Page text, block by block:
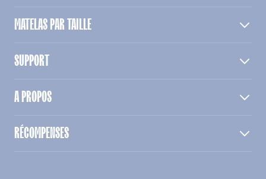
MATELAS PAR TAILLE
SUPPORT
A PROPOS
RÉCOMPENSES